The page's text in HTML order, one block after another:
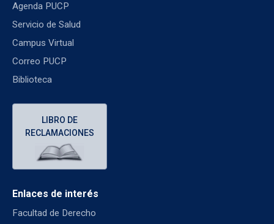
Agenda PUCP
Servicio de Salud
Campus Virtual
Correo PUCP
Biblioteca
LIBRO DE
RECLAMACIONES
Enlaces de interés
Facultad de Derecho